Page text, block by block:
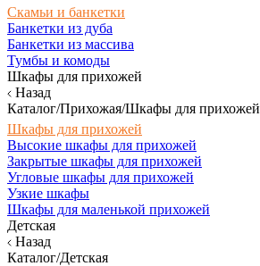
Скамьи и банкетки
Банкетки из дуба
Банкетки из массива
Тумбы и комоды
Шкафы для прихожей
Назад
Каталог/Прихожая/Шкафы для прихожей
Шкафы для прихожей
Высокие шкафы для прихожей
Закрытые шкафы для прихожей
Угловые шкафы для прихожей
Узкие шкафы
Шкафы для маленькой прихожей
Детская
Назад
Каталог/Детская